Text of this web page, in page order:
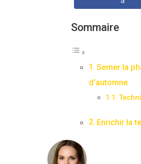
Sommaire
Semer la
d’automne
Enrichir la